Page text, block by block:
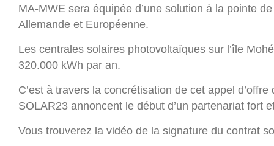
MA-MWE sera équipée d’une solution à la pointe
Allemande et Européenne.
Les centrales solaires photovoltaïques sur l’île
320.000 kWh par an.
C’est à travers la concrétisation de cet appel
SOLAR23 annoncent le début d’un partenariat fort
Vous trouverez la vidéo de la signature du contrat